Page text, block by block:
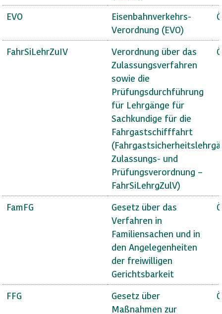
EVO
Eisenbahnverkehrs-
Verordnung (EVO)
FahrSiLehrZuIV
Verordnung über das
Zulassungsverfahren
sowie die
Prüfungsdurchführung
für Lehrgänge für
Sachkundige für die
Fahrgastschifffahrt
Zulassungs- und
Prüfungsverordnung –
FahrSiLehrgZulV)
FamFG
Gesetz über das
Verfahren in
Familiensachen und in
den Angelegenheiten
der freiwilligen
Gerichtsbarkeit
FFG
Gesetz über
Maßnahmen zur